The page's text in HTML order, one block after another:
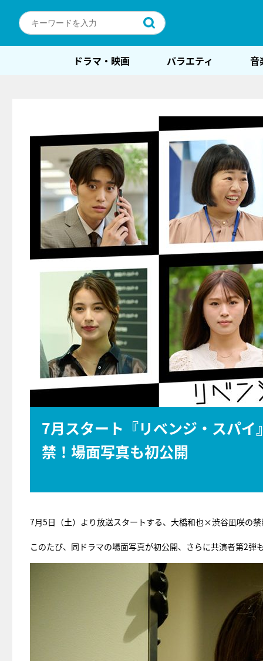
ドラマ・映画 バラエティ 音
7月スタート『リベンジ・スパ
禁！場面写真も初公開
7月5日（土）より放送スタートする、大橋和也×渋谷凪咲の
このたび、同ドラマの場面写真が初公開、さらに共演者第2弾